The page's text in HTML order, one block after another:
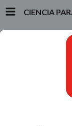
CIENCIA